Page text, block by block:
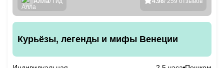
Курьёзы, легенды и мифы Венеции